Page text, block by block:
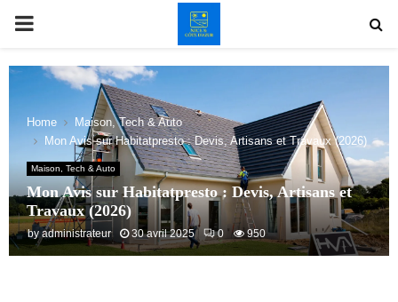
PRIMARY
MENU
Home
Maison, Tech & Auto
Mon Avis sur Habitatpresto : Devis, Artisans et Travaux (2026)
Maison, Tech & Auto
Mon Avis sur Habitatpresto : Devis, Artisans et
Travaux (2026)
by administrateur 30 avril 2025 0 950